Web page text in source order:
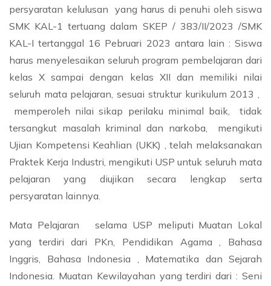
persyaratan kelulusan yang harus di penuhi oleh siswa
SMK KAL-1 tertuang dalam SKEP / 383/II/2023 /SMK
KAL-I tertanggal 16 Pebruari 2023 antara lain : Siswa
harus menyelesaikan seluruh program pembelajaran dari
kelas X sampai dengan kelas XII dan memiliki nilai
seluruh mata pelajaran, sesuai struktur kurikulum 2013 ,
memperoleh nilai sikap perilaku minimal baik, tidak
tersangkut masalah kriminal dan narkoba, mengikuti
Ujian Kompetensi Keahlian (UKK) , telah melaksanakan
Praktek Kerja Industri, mengikuti USP untuk seluruh mata
pelajaran yang diujikan secara lengkap serta
persyaratan lainnya.
Mata Pelajaran selama USP meliputi Muatan Lokal
yang terdiri dari PKn, Pendidikan Agama , Bahasa
Inggris, Bahasa Indonesia , Matematika dan Sejarah
Indonesia. Muatan Kewilayahan yang terdiri dari : Seni